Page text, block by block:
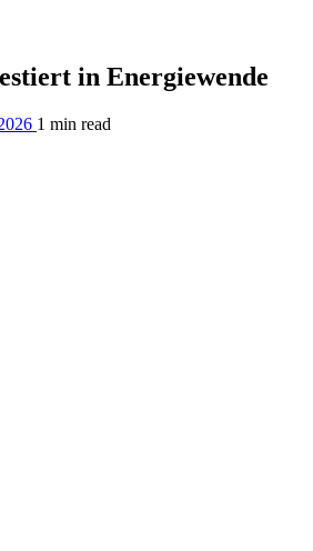
in Energiewende
1 min read